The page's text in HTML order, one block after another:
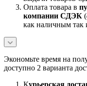
Оплата товара в
компании СДЭК (
как наличным так
Экономьте время на
доступно 2 варианта
Курьерская